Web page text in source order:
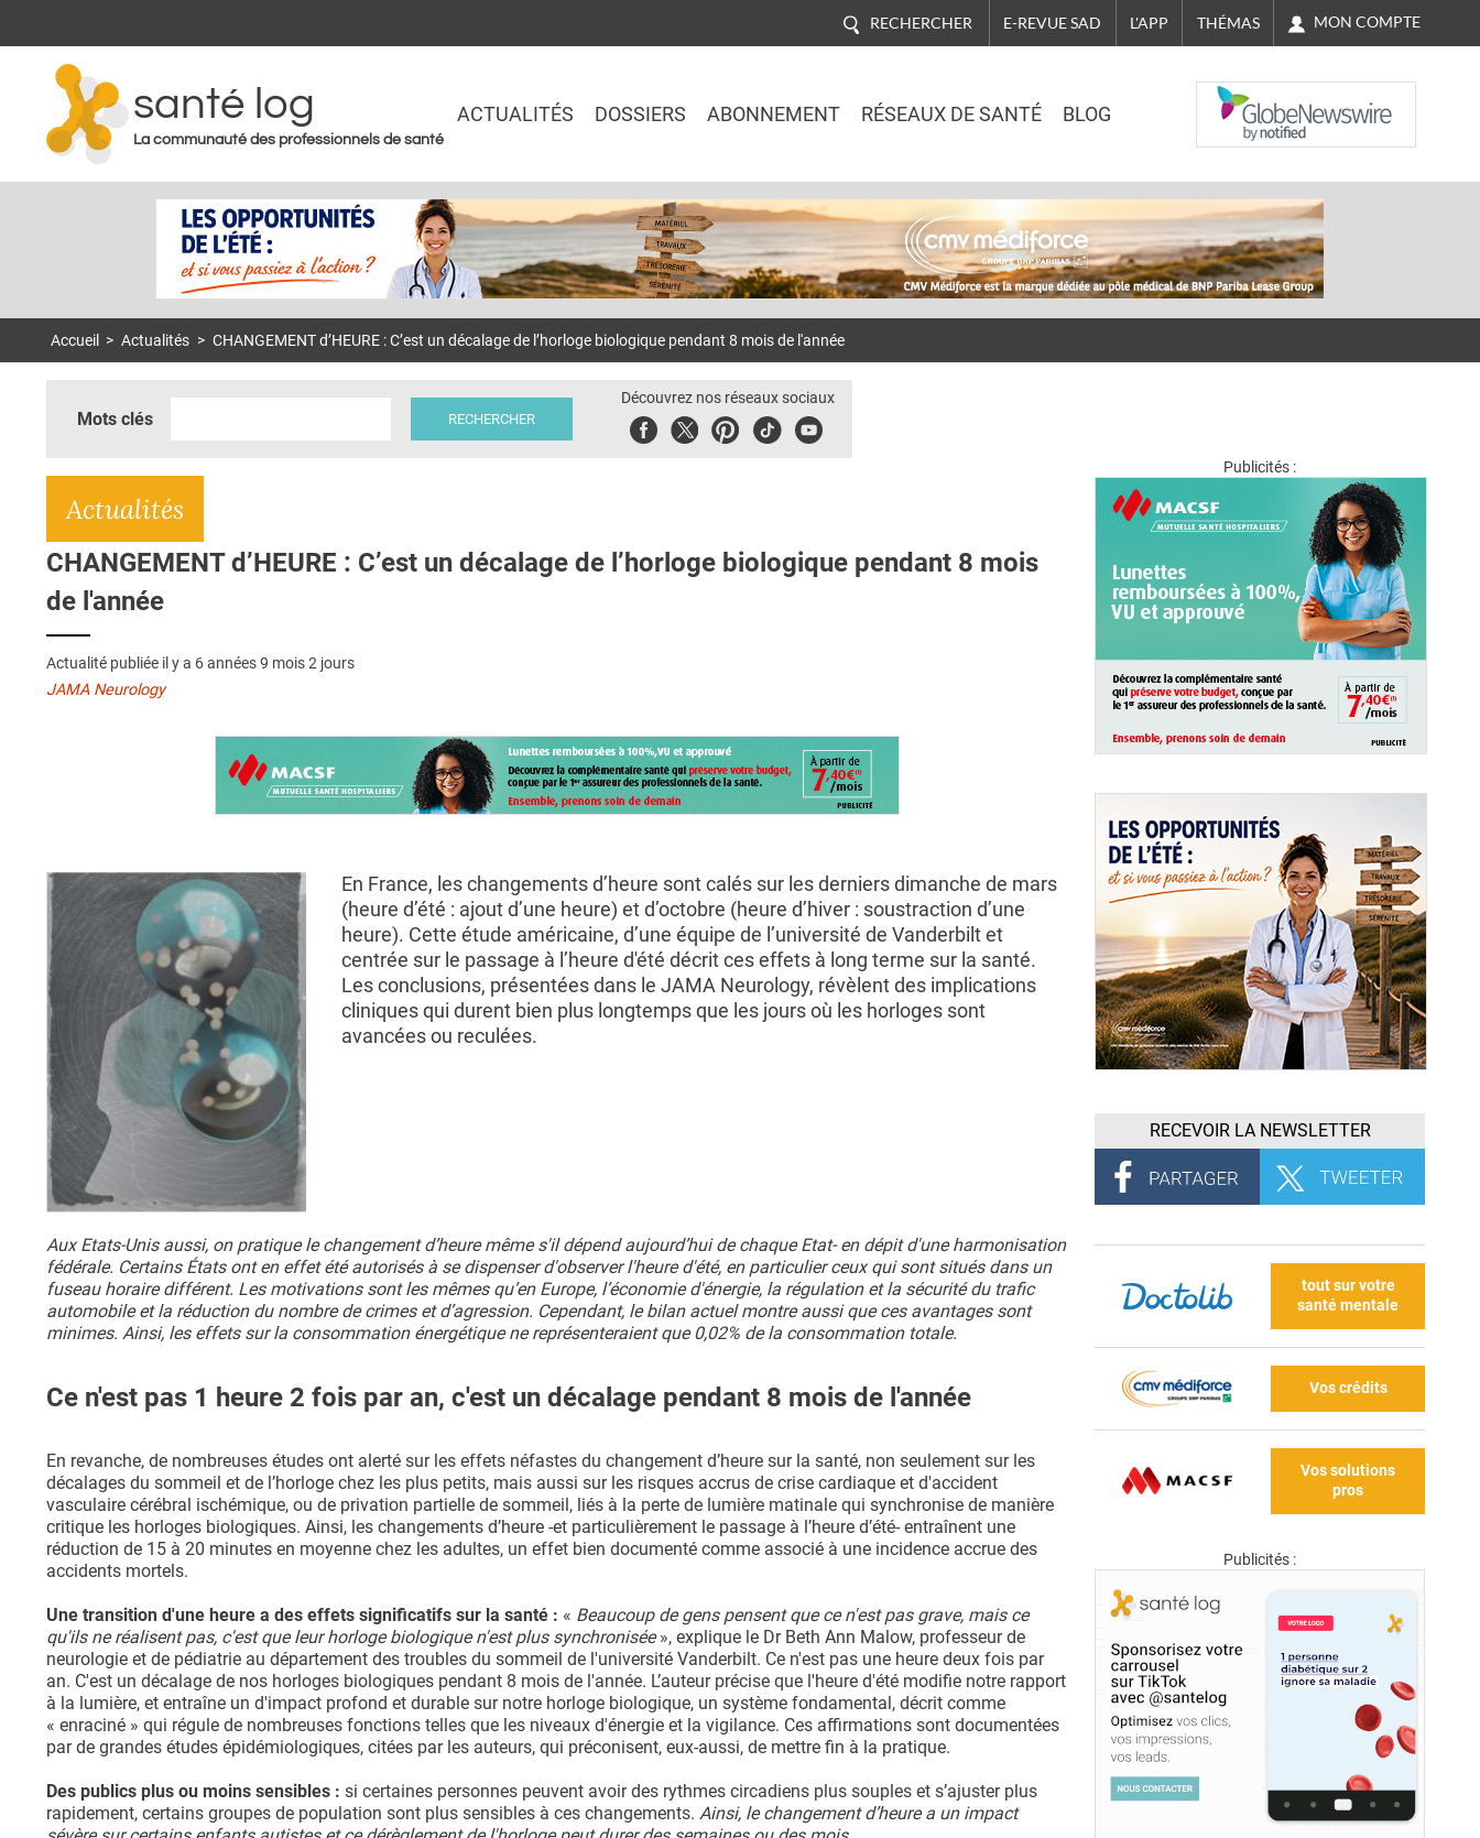
RECHERCHER E-REVUE SAD L'APP THÉMAS MON COMPTE
santé log
La communauté des professionnels de santé
ACTUALITÉS DOSSIERS ABONNEMENT RÉSEAUX DE SANTÉ BLOG
NASDAQ
Accueil > Actualités > CHANGEMENT d’HEURE : C’est un décalage de l’horloge biologique pendant 8 mois de l'année
Mots clés
Découvrez nos réseaux sociaux
FacebookTwitterPinterest
TiktokYoubute
Actualités
CHANGEMENT d’HEURE : C’est un décalage de l’horloge biologique pendant 8 mois
de l'année
Actualité publiée il y a 6 années 9 mois 2 jours
JAMA Neurology
En France, les changements d’heure sont calés sur les derniers dimanche de mars
(heure d’été : ajout d’une heure) et d’octobre (heure d’hiver : soustraction d’une
heure). Cette étude américaine, d’une équipe de l’université de Vanderbilt et
centrée sur le passage à l’heure d'été décrit ces effets à long terme sur la santé.
Les conclusions, présentées dans le JAMA Neurology, révèlent des implications
cliniques qui durent bien plus longtemps que les jours où les horloges sont
avancées ou reculées.
Aux Etats-Unis aussi, on pratique le changement d’heure même s'il dépend aujourd’hui de chaque Etat- en dépit d'une harmonisation
fédérale. Certains États ont en effet été autorisés à se dispenser d'observer l'heure d'été, en particulier ceux qui sont situés dans un
fuseau horaire différent. Les motivations sont les mêmes qu’en Europe, l’économie d'énergie, la régulation et la sécurité du trafic
automobile et la réduction du nombre de crimes et d’agression. Cependant, le bilan actuel montre aussi que ces avantages sont
minimes. Ainsi, les effets sur la consommation énergétique ne représenteraient que 0,02% de la consommation totale.
Ce n'est pas 1 heure 2 fois par an, c'est un décalage pendant 8 mois de l'année
En revanche, de nombreuses études ont alerté sur les effets néfastes du changement d’heure sur la santé, non seulement sur les
décalages du sommeil et de l’horloge chez les plus petits, mais aussi sur les risques accrus de crise cardiaque et d'accident
vasculaire cérébral ischémique, ou de privation partielle de sommeil, liés à la perte de lumière matinale qui synchronise de manière
critique les horloges biologiques. Ainsi, les changements d’heure -et particulièrement le passage à l’heure d’été- entraînent une
réduction de 15 à 20 minutes en moyenne chez les adultes, un effet bien documenté comme associé à une incidence accrue des
accidents mortels.
Une transition d'une heure a des effets significatifs sur la santé : « Beaucoup de gens pensent que ce n'est pas grave, mais ce
qu'ils ne réalisent pas, c'est que leur horloge biologique n'est plus synchronisée», explique le Dr Beth Ann Malow, professeur de
neurologie et de pédiatrie au département des troubles du sommeil de l'université Vanderbilt. Ce n'est pas une heure deux fois par
an. C'est un décalage de nos horloges biologiques pendant 8 mois de l'année. L’auteur précise que l'heure d'été modifie notre rapport
à la lumière, et entraîne un d'impact profond et durable sur notre horloge biologique, un système fondamental, décrit comme
« enraciné » qui régule de nombreuses fonctions telles que les niveaux d'énergie et la vigilance. Ces affirmations sont documentées
par de grandes études épidémiologiques, citées par les auteurs, qui préconisent, eux-aussi, de mettre fin à la pratique.
Des publics plus ou moins sensibles : si certaines personnes peuvent avoir des rythmes circadiens plus souples et s’ajuster plus
rapidement, certains groupes de population sont plus sensibles à ces changements. Ainsi, le changement d’heure a un impact
Publicités :
RECEVOIR LA NEWSLETTER
tout sur votre
santé mentale
Vos crédits
Vos solutions
pros
Publicités :